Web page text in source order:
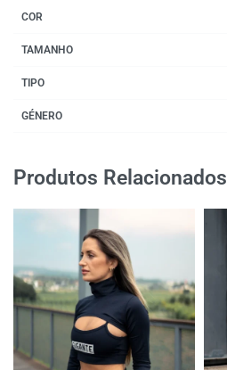
COR
TAMANHO
TIPO
GÉNERO
Produtos Relacionados